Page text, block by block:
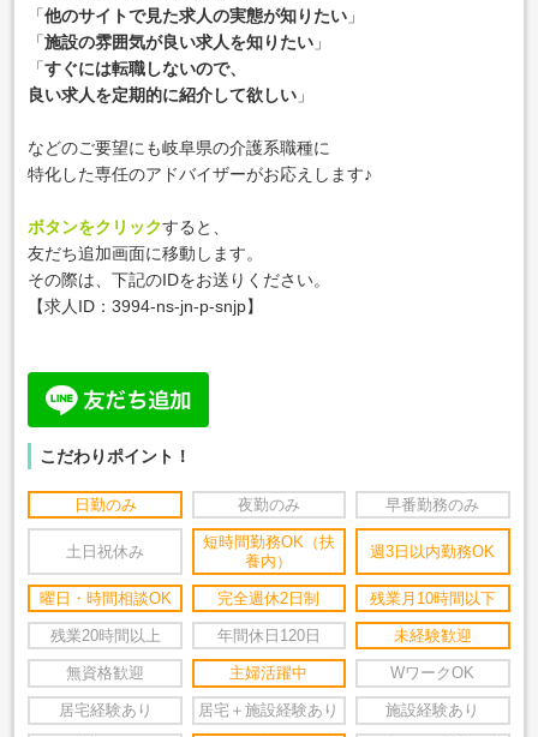
「他のサイトで見た求人の実態が知りたい 」
「施設の雰囲気が良い求人を知りたい 」
「すぐには転職しないので、
良い求人を定期的に紹介して欲しい 」
などのご要望にも岐阜県の介護系職種に
特化した専任のアドバイザーがお応えします♪
ボタンをクリックすると、
友だち追加画面に移動します。
その際は、下記のIDをお送りください。
【求人ID：3994-ns-jn-p-snjp】
こだわりポイント！
日勤のみ 夜勤のみ 早番勤務のみ
土日祝休み
短時間勤務OK（扶
養内）
週3日以内勤務OK
曜日・時間相談OK 完全週休2日制 残業月10時間以下
残業20時間以上 年間休日120日 未経験歓迎
無資格歓迎 主婦活躍中 WワークOK
居宅経験あり 居宅＋施設経験あり 施設経験あり